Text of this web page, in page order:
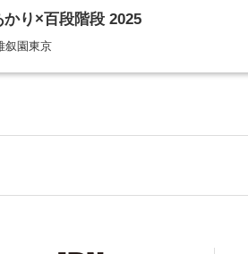
かり×百段階段 2025
叙園東京